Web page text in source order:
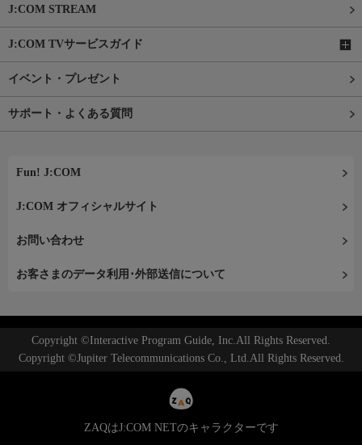
J:COM STREAM
J:COM TVサービスガイド
イベント・プレゼント
サポート・よくある質問
Fun! J:COM
J:COM オフィシャルサイト
お問い合わせ
お客さまのデータ利用･外部送信について
Copyright ©Interactive Program Guide, Inc.All Rights Reserved.
Copyright ©Jupiter Telecommunications Co., Ltd.All Rights Reserved.
ZAQはJ:COM NETのキャラクターです